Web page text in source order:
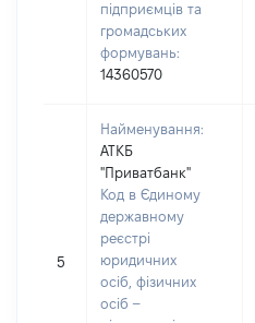
підприємців та
громадських
формувань:
14360570
5
Найменування:
АТКБ
"Приватбанк"
Код в Єдиному
державному
реєстрі
юридичних
осіб, фізичних
осіб –